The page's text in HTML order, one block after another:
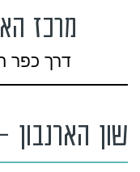
מרכז
דרך כפר הדר 33 | 09-
שון